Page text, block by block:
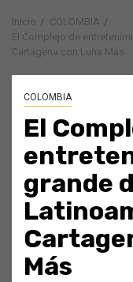
Inicio
COLOMBIA
El Complejo de
Cartagena con Luna Más
COLOMBIA
El
grande
Más